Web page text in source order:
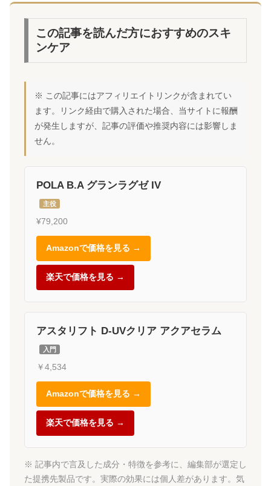
この記事を読んだ方におすすめのスキ
ンケア
※ この記事にはアフィリエイトリンクが含まれてい
ます。リンク経由で購入された場合、当サイトに報酬
が発生しますが、記事の評価や推奨内容には影響しま
せん。
POLA B.A グランラグゼ IV
主役
¥79,200
Amazonで価格を見る →
楽天で価格を見る →
アスタリフト D-UVクリア アクアセラム
入門
￥4,534
Amazonで価格を見る →
楽天で価格を見る →
※ 記事内で言及した成分・特徴を参考に、編集部が選定し
た提携先製品です。実際の効果には個人差があります。気